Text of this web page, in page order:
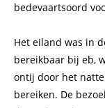
bedevaartsoord
Het eiland was in
bereikbaar bij eb,
ontij door het
bereiken. De